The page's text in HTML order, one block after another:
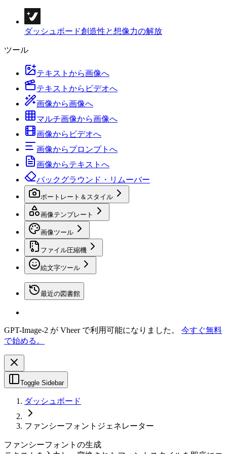
ダッシュボード創造性と想像力の解放
ツール
テキストから画像へ
テキストからビデオへ
画像から画像へ
マルチ画像から画像へ
画像からビデオへ
画像からプロンプトへ
画像からテキストへ
バックグラウンド・リムーバー
ポートレート＆スタイル
画像テンプレート
画像ツール
ファイル圧縮機
絵文字ツール
最近の図書館
GPT-Image-2 が Vheer で利用可能になりました。
今すぐ無料
で始める。
Toggle Sidebar
ダッシュボード
ファンシーフォントジェネレーター
ファンシーフォントの生成